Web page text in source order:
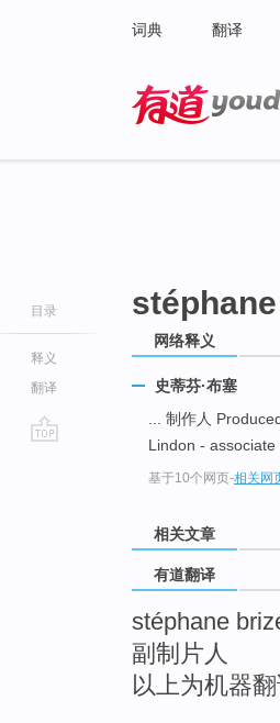
词典 翻译
目录
释义
翻译
网络释义
史蒂芬·布塞
... 制作人
Lindon - associate
基于10个网页-相关网
相关文章
有道翻译
stéphane
副制片人
以上为机器